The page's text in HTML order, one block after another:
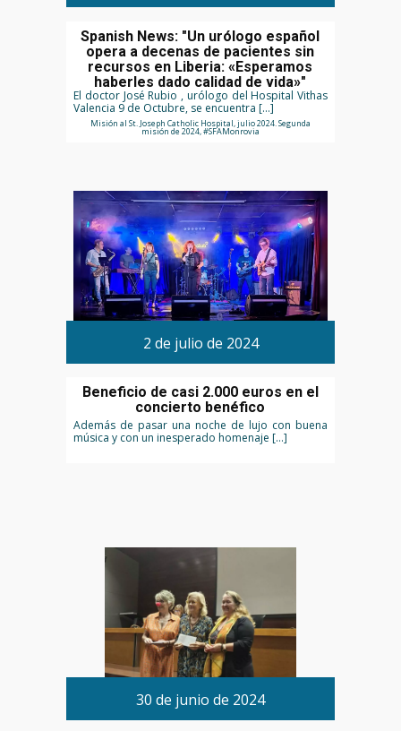
Spanish News: "Un urólogo español
opera a decenas de pacientes sin
recursos en Liberia: «Esperamos
haberles dado calidad de vida»"
El doctor José Rubio , urólogo del Hospital Vithas
Valencia 9 de Octubre, se encuentra […]
Misión al St. Joseph Catholic Hospital, julio 2024. Segunda
misión de 2024, #SFAMonrovia
2 de julio de 2024
Beneficio de casi 2.000 euros en el
concierto benéfico
Además de pasar una noche de lujo con buena
música y con un inesperado homenaje […]
30 de junio de 2024